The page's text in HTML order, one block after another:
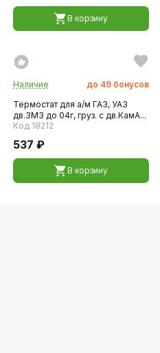
В корзину
Наличие до 49 бонусов
Термостат для а/м ГАЗ, УАЗ
дв.ЗМЗ до 04г, груз. с дв.КамА...
Код 18212
537 ₽
В корзину